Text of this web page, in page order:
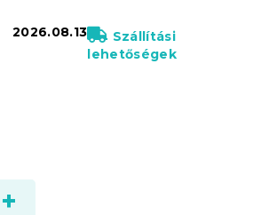
2026.08.13
Szállítási
lehetőségek